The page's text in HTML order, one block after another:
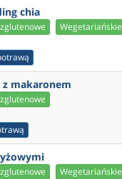
chia
Wegetariańskie
makaronem
Wegetariańskie